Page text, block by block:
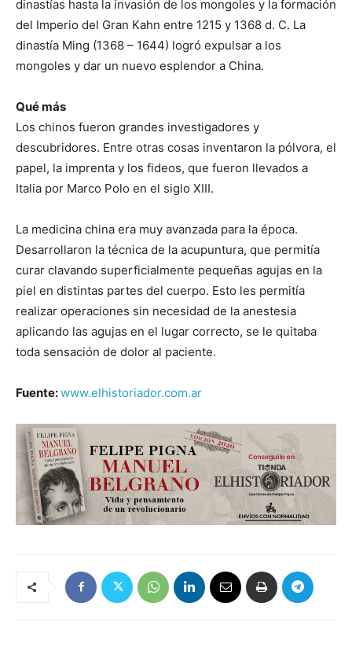
dinastías hasta la invasión de los mongoles y la formación
del Imperio del Gran Kahn entre 1215 y 1368 d. C. La
dinastía Ming (1368 – 1644) logró expulsar a los
mongoles y dar un nuevo esplendor a China.
Qué más
Los chinos fueron grandes investigadores y
descubridores. Entre otras cosas inventaron la pólvora, el
papel, la imprenta y los fideos, que fueron llevados a
Italia por Marco Polo en el siglo XIII.
La medicina china era muy avanzada para la época.
Desarrollaron la técnica de la acupuntura, que permitía
curar clavando superficialmente pequeñas agujas en la
piel en distintas partes del cuerpo. Esto les permitía
realizar operaciones sin necesidad de la anestesia
aplicando las agujas en el lugar correcto, se le quitaba
toda sensación de dolor al paciente.
Fuente:www.elhistoriador.com.ar